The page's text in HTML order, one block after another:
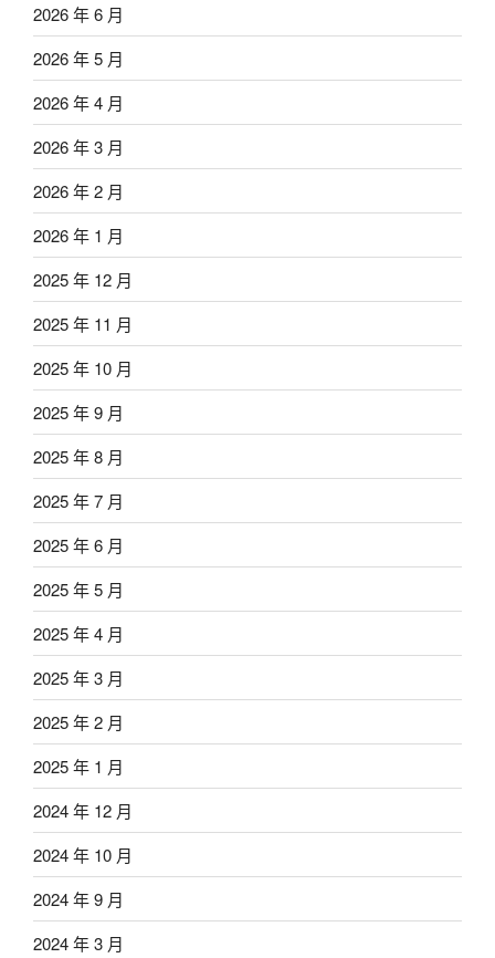
2026 年 6 月
2026 年 5 月
2026 年 4 月
2026 年 3 月
2026 年 2 月
2026 年 1 月
2025 年 12 月
2025 年 11 月
2025 年 10 月
2025 年 9 月
2025 年 8 月
2025 年 7 月
2025 年 6 月
2025 年 5 月
2025 年 4 月
2025 年 3 月
2025 年 2 月
2025 年 1 月
2024 年 12 月
2024 年 10 月
2024 年 9 月
2024 年 3 月